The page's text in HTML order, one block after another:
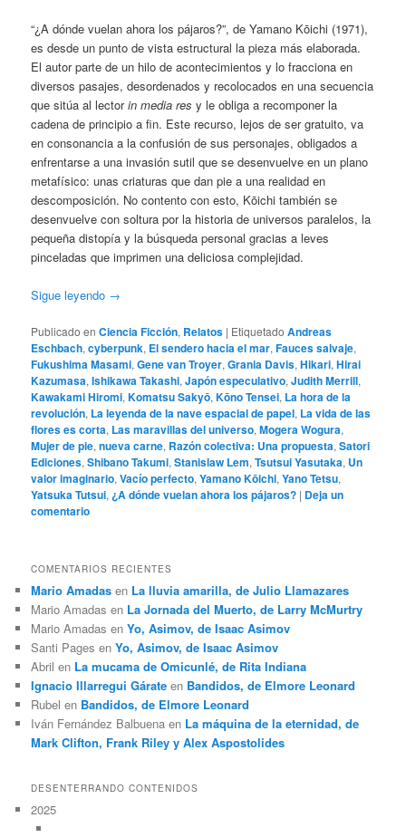
“¿A dónde vuelan ahora los pájaros?”, de Yamano Kōichi (1971),
es desde un punto de vista estructural la pieza más elaborada.
El autor parte de un hilo de acontecimientos y lo fracciona en
diversos pasajes, desordenados y recolocados en una secuencia
que sitúa al lectorin media res y le obliga a recomponer la
cadena de principio a fin. Este recurso, lejos de ser gratuito, va
en consonancia a la confusión de sus personajes, obligados a
enfrentarse a una invasión sutil que se desenvuelve en un plano
metafísico: unas criaturas que dan pie a una realidad en
descomposición. No contento con esto, Kōichi también se
desenvuelve con soltura por la historia de universos paralelos, la
pequeña distopía y la búsqueda personal gracias a leves
pinceladas que imprimen una deliciosa complejidad.
Sigue leyendo →
Publicado en Ciencia Ficción, Relatos | Etiquetado Andreas
Eschbach,cyberpunk, El sendero hacia el mar,Fauces salvaje,
Fukushima Masami,Gene van Troyer,Grania Davis,Hikari,Hirai
Kazumasa,Ishikawa Takashi,Japón especulativo,Judith Merrill,
Kawakami Hiromi,Komatsu Sakyō,Kōno Tensei, La hora de la
revolución, La leyenda de la nave espacial de papel, La vida de las
flores es corta, Las maravillas del universo,Mogera Wogura,
Mujer de pie,nueva carne, Razón colectiva: Una propuesta,Satori
Ediciones,Shibano Takumi,Stanislaw Lem,Tsutsui Yasutaka, Un
valor imaginario,Vacío perfecto,Yamano Kōichi,Yano Tetsu,
Yatsuka Tutsui, ¿A dónde vuelan ahora los pájaros? | Deja un
comentario
COMENTARIOS RECIENTES
Mario Amadas en La lluvia amarilla, de Julio Llamazares
Mario Amadas en La Jornada del Muerto, de Larry McMurtry
Mario Amadas enYo, Asimov, de Isaac Asimov
Santi Pages enYo, Asimov, de Isaac Asimov
Abril en La mucama de Omicunlé, de Rita Indiana
Ignacio Illarregui Gárate en Bandidos, de Elmore Leonard
Rubel en Bandidos, de Elmore Leonard
Iván Fernández Balbuena en La máquina de la eternidad, de
Mark Clifton, Frank Riley y Alex Aspostolides
DESENTERRANDO CONTENIDOS
2025